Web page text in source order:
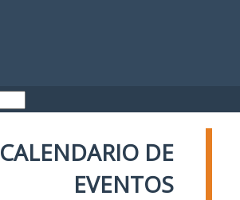
CALENDARIO DE
EVENTOS